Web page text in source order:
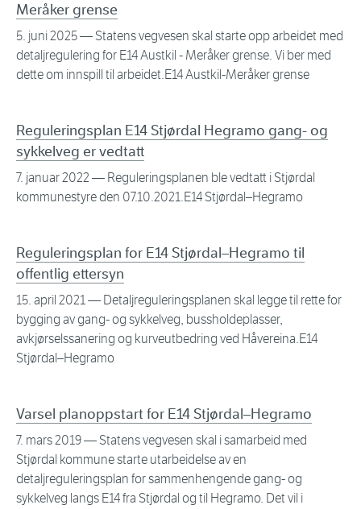
Meråker grense
5. juni 2025— Statens vegvesen skal starte opp arbeidet med
detaljregulering for E14 Austkil - Meråker grense. Vi ber med
dette om innspill til arbeidet.E14 Austkil-Meråker grense
Reguleringsplan E14 Stjørdal Hegramo gang- og
sykkelveg er vedtatt
7. januar 2022 — Reguleringsplanen ble vedtatt i Stjørdal
kommunestyre den 07.10.2021.E14 Stjørdal–Hegramo
Reguleringsplan for E14 Stjørdal–Hegramo til
offentlig ettersyn
15. april 2021— Detaljreguleringsplanen skal legge til rette for
bygging av gang- og sykkelveg, bussholdeplasser,
avkjørselssanering og kurveutbedring ved Håvereina.E14
Stjørdal–Hegramo
Varsel planoppstart for E14 Stjørdal–Hegramo
7. mars 2019— Statens vegvesen skal i samarbeid med
Stjørdal kommune starte utarbeidelse av en
detaljreguleringsplan for sammenhengende gang- og
sykkelveg langs E14 fra Stjørdal og til Hegramo. Det vil i